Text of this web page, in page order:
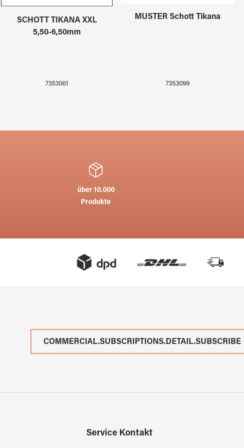
SCHOTT TIKANA XXL
5,50-6,50mm
7353061
MUSTER Schott Tikana
7353099
über 10.000
Produkte
COMMERCIAL.SUBSCRIPTIONS.DETAIL.SUBSCRIBE
Service Kontakt